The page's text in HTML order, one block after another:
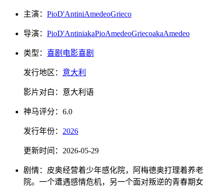
主演： PioD'AntiniAmedeoGrieco
导演： PioD'AntiniakaPioAmedeoGriecoakaAmedeo
类型： 喜剧电影喜剧
发行地区： 意大利
影片对白： 意大利语
神马评分： 6.0
发行年份： 2026
更新时间： 2026-05-29
剧情： 皮奥经营着少年感化院，阿梅德奥打理着养老
院。一个遭遇感情危机，另一个面对叛逆的青春期女